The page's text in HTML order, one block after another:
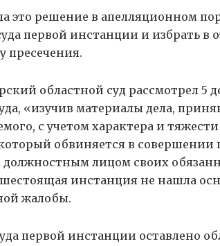
это решение в апелляционном
первой инстанции и избрать в
пресечения.
областной суд рассмотрел 5
«изучив материалы дела,
с учетом характера и
обвиняется в совершении
лицом своих
инстанция не нашла
жалобы.
первой инстанции оставлено